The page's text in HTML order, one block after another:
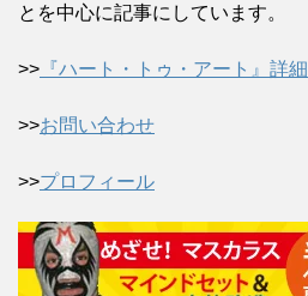
とを中心に記事にしています。
>> 『ハート・トゥ・アート』詳細
>>お問い合わせ
>>プロフィール